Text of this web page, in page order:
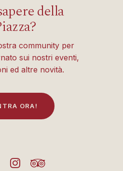
della
community per
sui nostri eventi,
ed altre novità.
TRA ORA!